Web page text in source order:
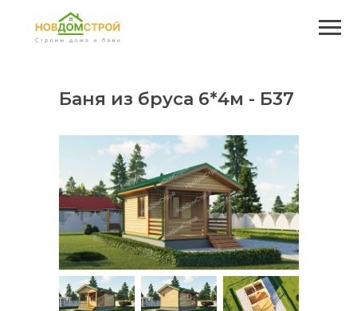
Баня из бруса 6*4м - Б37